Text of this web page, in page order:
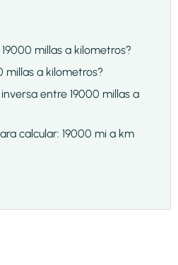
millas a kilometros?
millas a kilometros?
entre 19000 millas a
calcular: 19000 mi a km